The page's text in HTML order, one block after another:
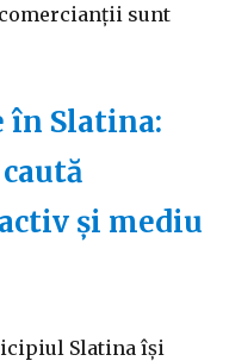
sunt
în Slatina:
și mediu
Slatina își